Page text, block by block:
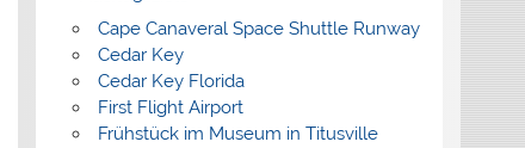
Cape Canaveral Space Shuttle Runway
Cedar Key
Cedar Key Florida
First Flight Airport
Frühstück im Museum in Titusville